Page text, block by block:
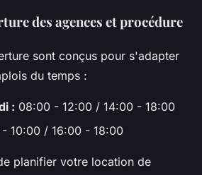
des agences et procédure
sont conçus pour s'adapter
du temps :
: 08:00 - 12:00 / 14:00 - 18:00
10:00 / 16:00 - 18:00
planifier votre location de